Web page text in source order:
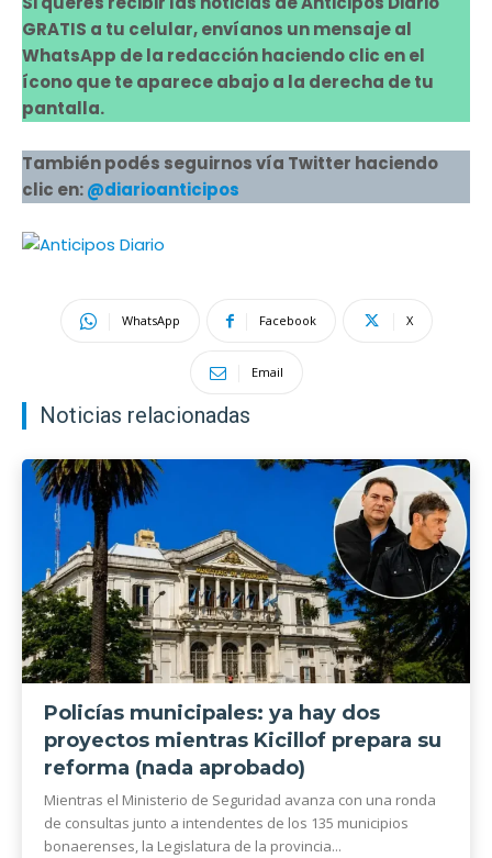
GRATIS a tu celular, envíanos un mensaje al
WhatsApp de la redacción haciendo clic en el
ícono que te aparece abajo a la derecha de tu
pantalla.
También podés seguirnos vía Twitter haciendo
clic en:@diarioanticipos
WhatsApp Facebook X
Email
Noticias relacionadas
Policías municipales: ya hay dos
proyectos mientras Kicillof prepara su
reforma (nada aprobado)
Mientras el Ministerio de Seguridad avanza con una ronda
de consultas junto a intendentes de los 135 municipios
bonaerenses, la Legislatura de la provincia...